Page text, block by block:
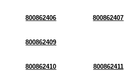
800862406 800862407
800862409
800862410 800862411